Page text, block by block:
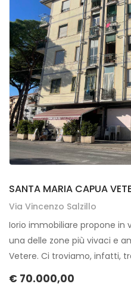
SANTA MARIA CAPUA
SANTA MARIA CAPUA
Via Vincenzo Salzillo
Iorio immobiliare propone
una delle zone più vivaci e
Vetere. Ci troviamo, infatti,
€ 70.000,00